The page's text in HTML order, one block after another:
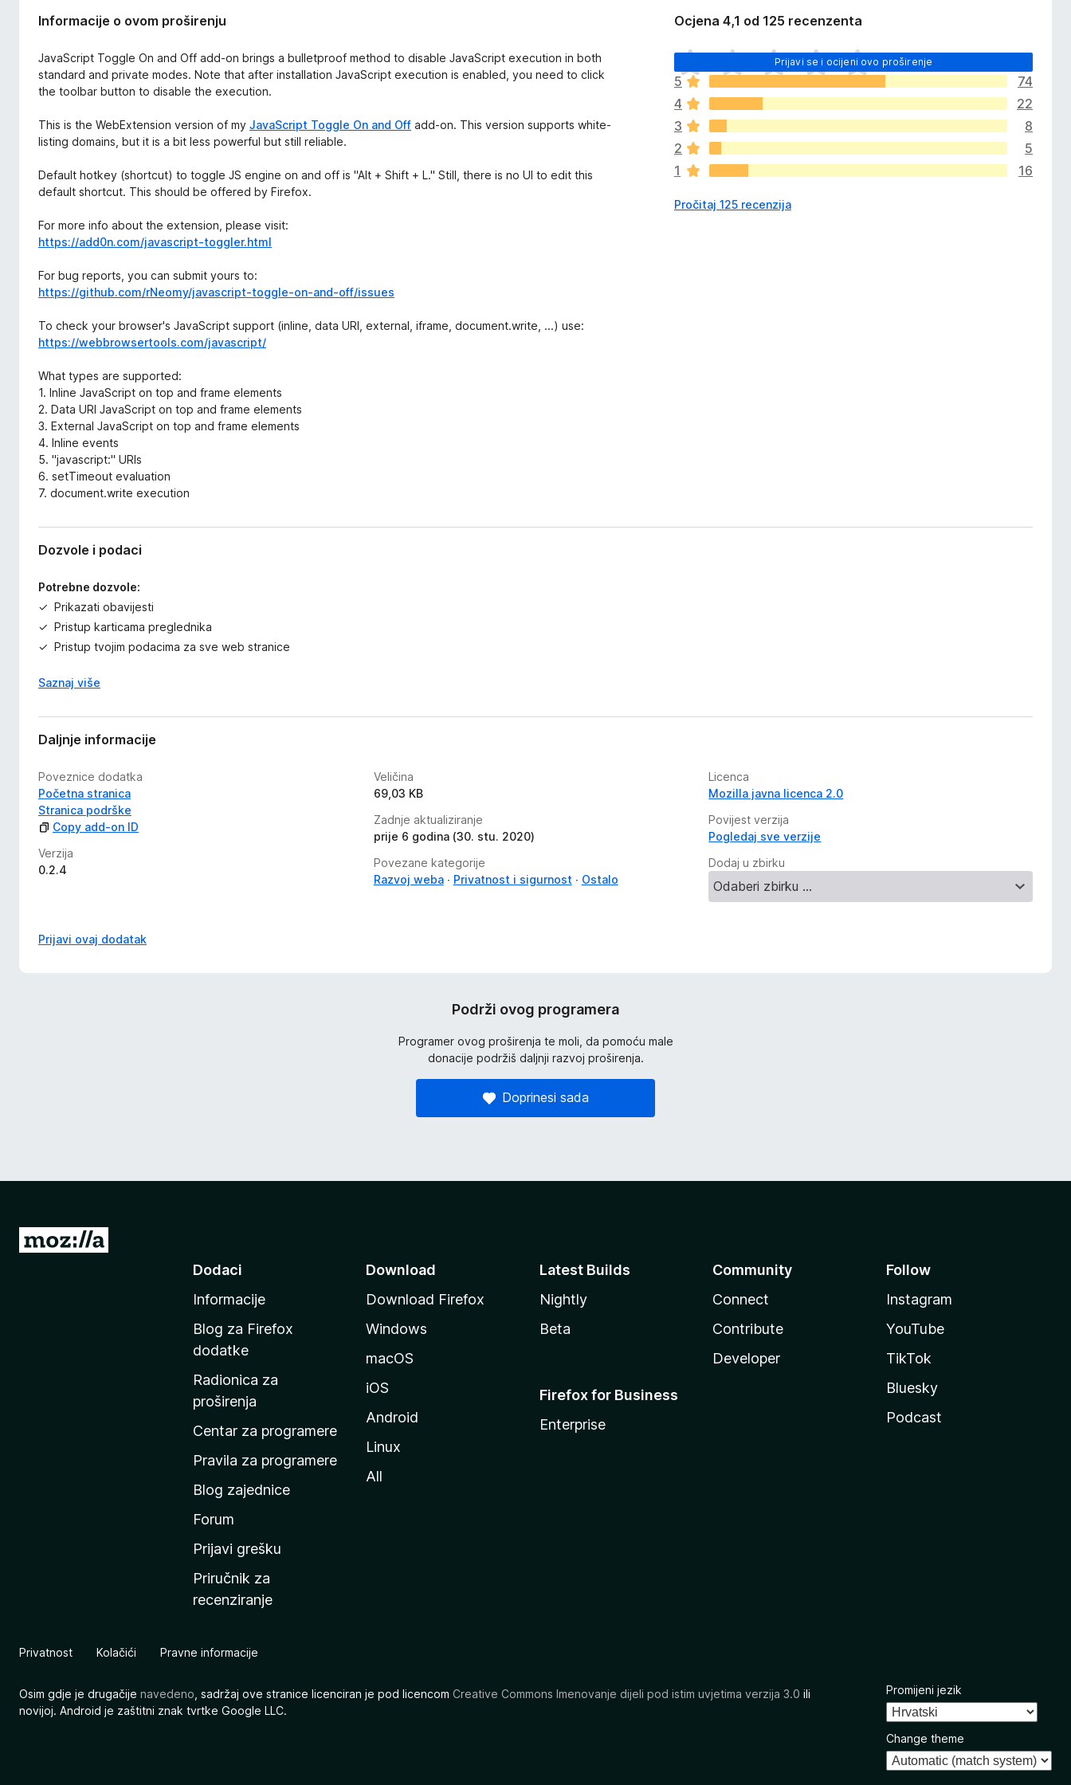
Informacije o ovom proširenju
JavaScript Toggle On and Off add-on brings a bulletproof method to disable JavaScript execution in both
standard and private modes. Note that after installation JavaScript execution is enabled, you need to click
the toolbar button to disable the execution.
This is the WebExtension version of my JavaScript Toggle On and Off add-on. This version supports white-
listing domains, but it is a bit less powerful but still reliable.
Default hotkey (shortcut) to toggle JS engine on and off is "Alt + Shift + L." Still, there is no UI to edit this
default shortcut. This should be offered by Firefox.
For more info about the extension, please visit:
https://add0n.com/javascript-toggler.html
For bug reports, you can submit yours to:
https://github.com/rNeomy/javascript-toggle-on-and-off/issues
To check your browser's JavaScript support (inline, data URI, external, iframe, document.write, ...) use:
https://webbrowsertools.com/javascript/
What types are supported:
1. Inline JavaScript on top and frame elements
2. Data URI JavaScript on top and frame elements
3. External JavaScript on top and frame elements
4. Inline events
5. "javascript:" URIs
6. setTimeout evaluation
7. document.write execution
Ocjena 4,1 od 125 recenzenta
Prijavi se i ocijeni ovo proširenje
J
o
š
n
e
m
a
o
j
5
74
4
22
3
8
2
5
1
16
Pročitaj 125 recenzija
Dozvole i podaci
Potrebne dozvole:
Prikazati obavijesti
Pristup karticama preglednika
Pristup tvojim podacima za sve web stranice
Saznaj više
Daljnje informacije
Poveznice dodatka
Početna stranica
Stranica podrške
Copy add-on ID
Verzija
0.2.4
Veličina
69,03 KB
Zadnje aktualiziranje
prije 6 godina (30. stu. 2020)
Povezane kategorije
Razvoj weba
Privatnost i sigurnost Ostalo
Licenca
Mozilla javna licenca 2.0
Povijest verzija
Pogledaj sve verzije
Dodaj u zbirku
Prijavi ovaj dodatak
Podrži ovog programera
Programer ovog proširenja te moli, da pomoću male
donacije podržiš daljnji razvoj proširenja.
Doprinesi sada
u
o
z
Dodaci
Informacije
Blog za Firefox
dodatke
Radionica za
proširenja
Centar za programere
Pravila za programere
Blog zajednice
Forum
Prijavi grešku
Priručnik za
recenziranje
Download
Download Firefox
Windows
macOS
iOS
Android
Linux
All
Latest Builds
Nightly
Beta
Firefox for Business
Enterprise
Community
Connect
Contribute
Developer
Follow
Instagram
YouTube
TikTok
Bluesky
Podcast
Privatnost Kolačići Pravne informacije
Osim gdje je drugačije navedeno , sadržaj ove stranice licenciran je pod licencom Creative Commons Imenovanje dijeli pod istim uvjetima verzija 3.0 ili
novijoj. Android je zaštitni znak tvrtke Google LLC.
Promijeni jezik
Change theme